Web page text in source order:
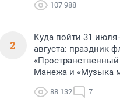
107 988
2
Куда пойти 31
августа: праздник
«Пространственный
Манежа и «Музыка
88 132 7